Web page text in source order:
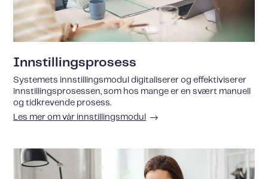
Innstillingsprosess
Systemets innstillingsmodul digitaliserer og effektiviserer
innstillingsprosessen, som hos mange er en svært manuell
og tidkrevende prosess.
Les mer om vår innstillingsmodul